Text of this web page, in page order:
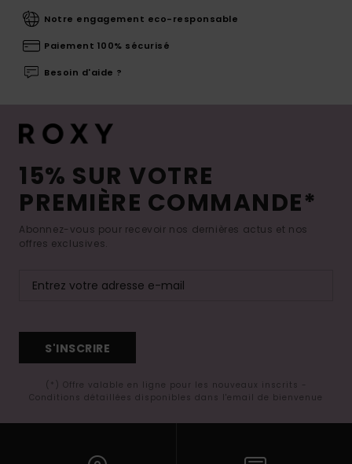
Notre engagement eco-responsable
Paiement 100% sécurisé
Besoin d'aide ?
15% SUR VOTRE
PREMIÈRE COMMANDE*
Abonnez-vous pour recevoir nos dernières actus et nos
offres exclusives.
S'INSCRIRE
(*) Offre valable en ligne pour les nouveaux inscrits -
Conditions détaillées disponibles dans l'email de bienvenue